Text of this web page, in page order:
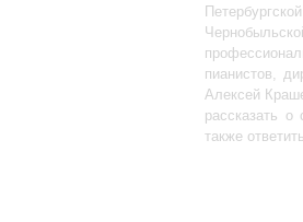
пианистов,
Алексей
рассказать
также